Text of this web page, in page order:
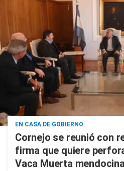
EN CASA DE GOBIERNO
Cornejo se reunió con
firma que quiere
Vaca Muerta mendocina